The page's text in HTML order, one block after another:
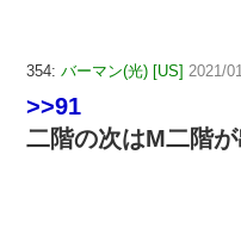
354: バーマン(光) [US] 2021/
>>91
二階の次はM二階